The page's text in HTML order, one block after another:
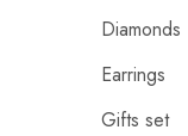
Diamonds
Earrings
Gifts set